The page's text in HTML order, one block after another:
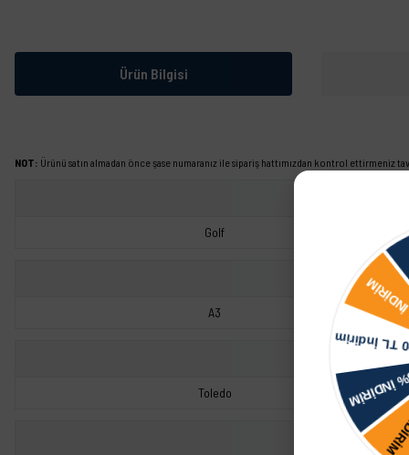
Ürün Bilgisi
NOT: Ürünü satın almadan önce şase numaranız ile sipariş hattımızdan kontrol ettirmeniz
Golf
A3
Toledo